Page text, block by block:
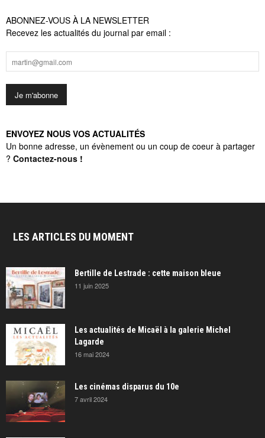
ABONNEZ-VOUS À LA NEWSLETTER
Recevez les actualités du journal par email :
ENVOYEZ NOUS VOS ACTUALITÉS
Un bonne adresse, un évènement ou un coup de coeur à partager
? Contactez-nous !
LES ARTICLES DU MOMENT
Bertille de Lestrade : cette maison bleue
11 juin 2025
Les actualités de Micaël à la galerie Michel
Lagarde
16 mai 2024
Les cinémas disparus du 10e
7 avril 2024